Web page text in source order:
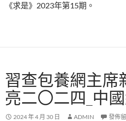
《求是》2023年第15期。
習查包養網主席
亮二〇二四_中
2024 年 4 月 30 日 ADMIN 發佈